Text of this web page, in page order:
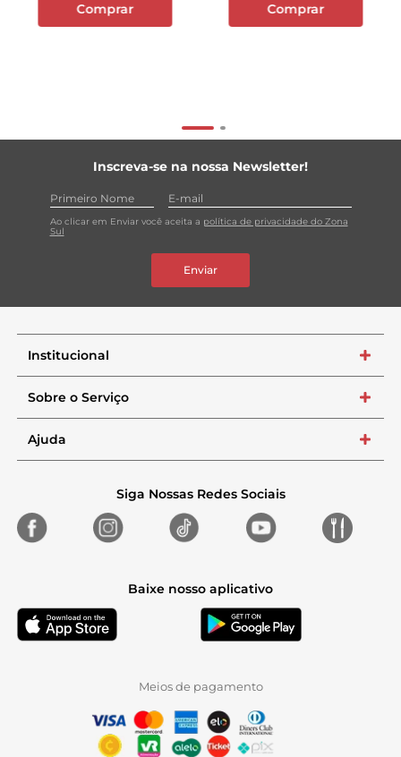
Comprar Comprar
Inscreva-se na nossa Newsletter!
Ao clicar em Enviar você aceita a política de privacidade do Zona
Sul
Enviar
Institucional +
Sobre o Serviço +
Ajuda +
Siga Nossas Redes Sociais
Baixe nosso aplicativo
Meios de pagamento